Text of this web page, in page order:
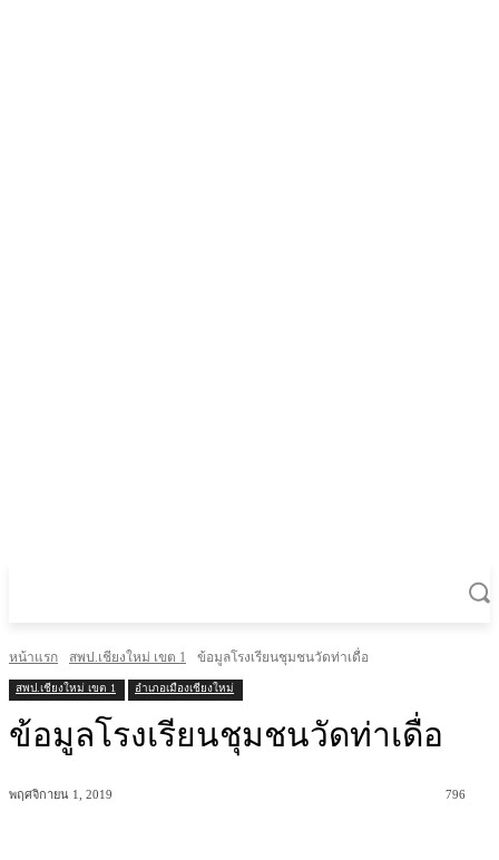
หน้าแรก สพป.เชียงใหม่ เขต 1 ข้อมูลโรงเรียนชุมชนวัดท่าเดื่อ
สพป.เชียงใหม่ เขต 1 อำเภอเมืองเชียงใหม่
ข้อมูลโรงเรียนชุมชนวัดท่าเดื่อ
พฤศจิกายน 1, 2019 796